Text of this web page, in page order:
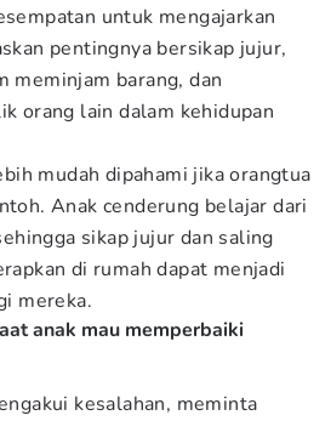
untuk mengajarkan
pentingnya bersikap jujur,
meminjam barang, dan
orang lain dalam kehidupan
mudah dipahami jika orangtua
Anak cenderung belajar dari
sikap jujur dan saling
di rumah dapat menjadi
mereka.
anak mau memperbaiki
kesalahan, meminta